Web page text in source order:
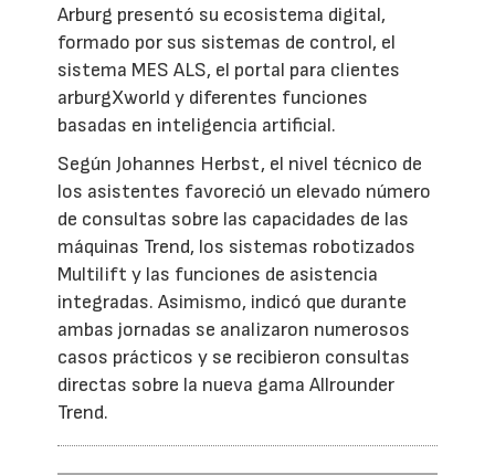
Arburg presentó su ecosistema digital,
formado por sus sistemas de control, el
sistema MES ALS, el portal para clientes
arburgXworld y diferentes funciones
basadas en inteligencia artificial.
Según Johannes Herbst, el nivel técnico de
los asistentes favoreció un elevado número
de consultas sobre las capacidades de las
máquinas Trend, los sistemas robotizados
Multilift y las funciones de asistencia
integradas. Asimismo, indicó que durante
ambas jornadas se analizaron numerosos
casos prácticos y se recibieron consultas
directas sobre la nueva gama Allrounder
Trend.